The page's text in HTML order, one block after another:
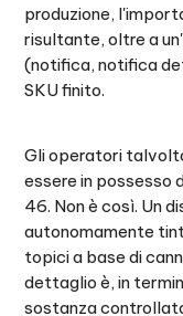
produzione,
risultante, oltre a
(notifica, notifica
SKU finito.
Gli operatori
essere in possesso
46. Non è così. Un
autonomamente
topici a base di
dettaglio è, in
sostanza